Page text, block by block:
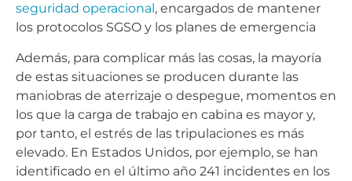
seguridad operacional , encargados de mantener
los protocolos SGSO y los planes de emergencia
Además, para complicar más las cosas, la mayoría
de estas situaciones se producen durante las
maniobras de aterrizaje o despegue, momentos en
los que la carga de trabajo en cabina es mayor y,
por tanto, el estrés de las tripulaciones es más
elevado. En Estados Unidos, por ejemplo, se han
identificado en el último año 241 incidentes en los